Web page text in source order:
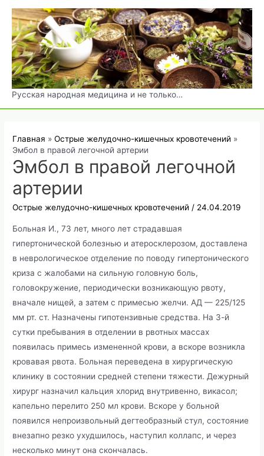
Перейти
содержимому
Русская народная медицина и не только…
Главная
Острые желудочно-кишечных кровотечений
Эмбол в правой легочной артерии
Эмбол в правой легочной
артерии
Острые желудочно-кишечных кровотечений / 24.04.2019
Больная И., 73 лет, много лет страдавшая
гипертонической болезнью и атеросклерозом, доставлена
в неврологическое отделение по поводу гипертонического
криза с жалобами на сильную головную боль,
головокружение, периодически возникающую рвоту,
вначале нищей, а затем с примесью желчи. АД — 225/125
мм рт. ст. Назначены гипотензивные средства. На 3-й
сутки пребывания в отделении в рвотных массах
появилась примесь измененной крови, а вскоре возникла
кровавая рвота. Больная переведена в хирургическую
клинику в состоянии средней степени тяжести. Дежурный
хирург назначил кальция хлорид внутривенно, викасол;
капельно перелито 250 мл крови. Вскоре у больной
появился непроизвольный дегтеобразный стул, состояние
внезапно резко ухудшилось, наступил коллапс, и через
несколько минут она скон­чалась.